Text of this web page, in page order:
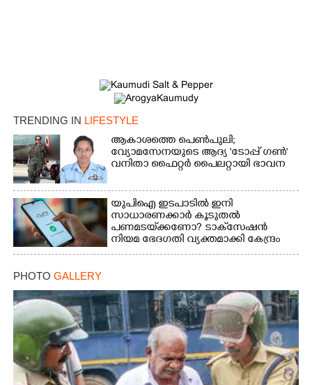
TRENDING IN LIFESTYLE
ആകാശത്തെ പെൺപുലി;
വ്യോമസേനയുടെ ആദ്യ 'ടോപ്പ് ഗൺ'
വനിതാ ഫൈറ്റർ പൈലറ്റായി ഭാവന
യുപിഐ ഇടപാടിൽ ഇനി
സാധാരണക്കാർ കൂടുതൽ
പണമടയ്‌ക്കണോ?​ ടാക്‌സേഷൻ
നിയമ ഭേദഗതി വ്യക്തമാക്കി കേന്ദ്രം
PHOTO GALLERY
Copy Link